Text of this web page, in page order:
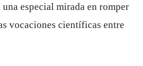
especial mirada en romper
vocaciones científicas entre